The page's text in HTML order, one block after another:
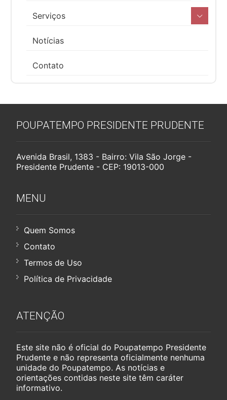
Serviços
Notícias
Contato
POUPATEMPO PRESIDENTE PRUDENTE
Avenida Brasil, 1383 - Bairro: Vila São Jorge -
Presidente Prudente - CEP: 19013-000
MENU
Quem Somos
Contato
Termos de Uso
Política de Privacidade
ATENÇÃO
Este site não é oficial do Poupatempo Presidente
Prudente e não representa oficialmente nenhuma
unidade do Poupatempo. As notícias e
orientações contidas neste site têm caráter
informativo.